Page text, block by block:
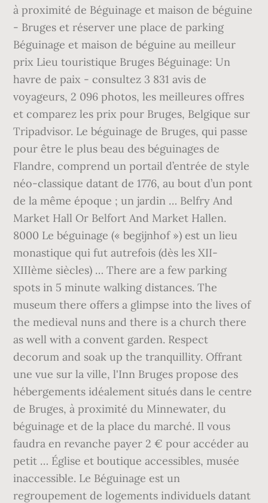
à proximité de Béguinage et maison de béguine
- Bruges et réserver une place de parking
Béguinage et maison de béguine au meilleur
prix Lieu touristique Bruges Béguinage: Un
havre de paix - consultez 3 831 avis de
voyageurs, 2 096 photos, les meilleures offres
et comparez les prix pour Bruges, Belgique sur
Tripadvisor. Le béguinage de Bruges, qui passe
pour être le plus beau des béguinages de
Flandre, comprend un portail d’entrée de style
néo-classique datant de 1776, au bout d’un pont
de la même époque ; un jardin … Belfry And
Market Hall Or Belfort And Market Hallen.
8000 Le béguinage (« begijnhof ») est un lieu
monastique qui fut autrefois (dès les XII-
XIIIème siècles) … There are a few parking
spots in 5 minute walking distances. The
museum there offers a glimpse into the lives of
the medieval nuns and there is a church there
as well with a convent garden. Respect
decorum and soak up the tranquillity. Offrant
une vue sur la ville, l'Inn Bruges propose des
hébergements idéalement situés dans le centre
de Bruges, à proximité du Minnewater, du
béguinage et de la place du marché. Il vous
faudra en revanche payer 2 € pour accéder au
petit … Église et boutique accessibles, musée
inaccessible. Le Béguinage est un
regroupement de logements individuels datant